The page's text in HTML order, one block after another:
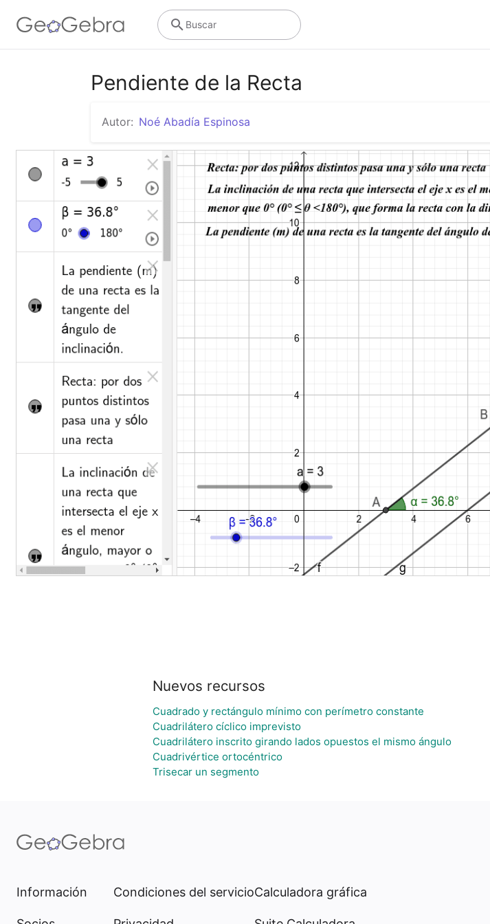
Buscar
Pendiente de la Recta
Autor: Noé Abadía Espinosa
Nuevos recursos
Cuadrado y rectángulo mínimo con perímetro constante
Cuadrilátero cíclico imprevisto
Cuadrilátero inscrito girando lados opuestos el mismo ángulo
Cuadrivértice ortocéntrico
Trisecar un segmento
Información Condiciones del servicioCalculadora gráfica